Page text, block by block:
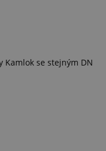
Kamlok se stejným DN